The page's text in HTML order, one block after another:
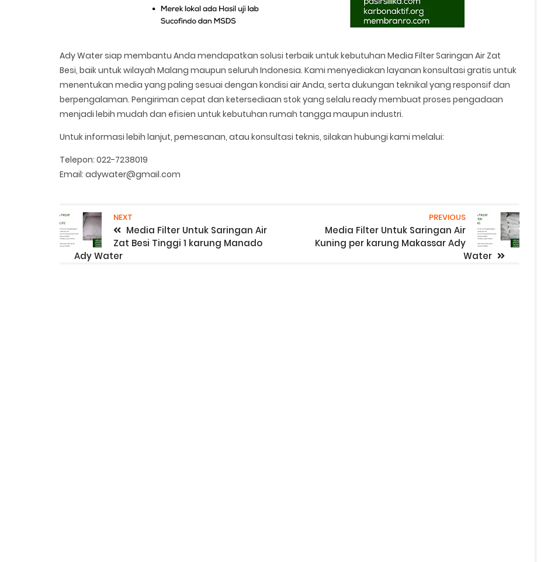
Ady Water siap membantu Anda mendapatkan solusi terbaik untuk kebutuhan Media Filter Saringan Air Zat
Besi, baik untuk wilayah Malang maupun seluruh Indonesia. Kami menyediakan layanan konsultasi gratis untuk
menentukan media yang paling sesuai dengan kondisi air Anda, serta dukungan teknikal yang responsif dan
berpengalaman. Pengiriman cepat dan ketersediaan stok yang selalu ready membuat proses pengadaan
menjadi lebih mudah dan efisien untuk kebutuhan rumah tangga maupun industri.
Untuk informasi lebih lanjut, pemesanan, atau konsultasi teknis, silakan hubungi kami melalui:
Telepon: 022-7238019
Email: adywater@gmail.com
NEXT
Media Filter Untuk Saringan Air
Zat Besi Tinggi 1 karung Manado
Ady Water
PREVIOUS
Media Filter Untuk Saringan Air
Kuning per karung Makassar Ady
Water